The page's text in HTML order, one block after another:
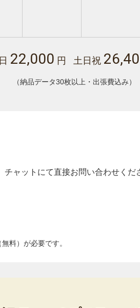
22,000 円 土日祝
（納品データ30枚以上・出張費込み）
ャットにて直接お問い合わせくだ
料）が必要です。